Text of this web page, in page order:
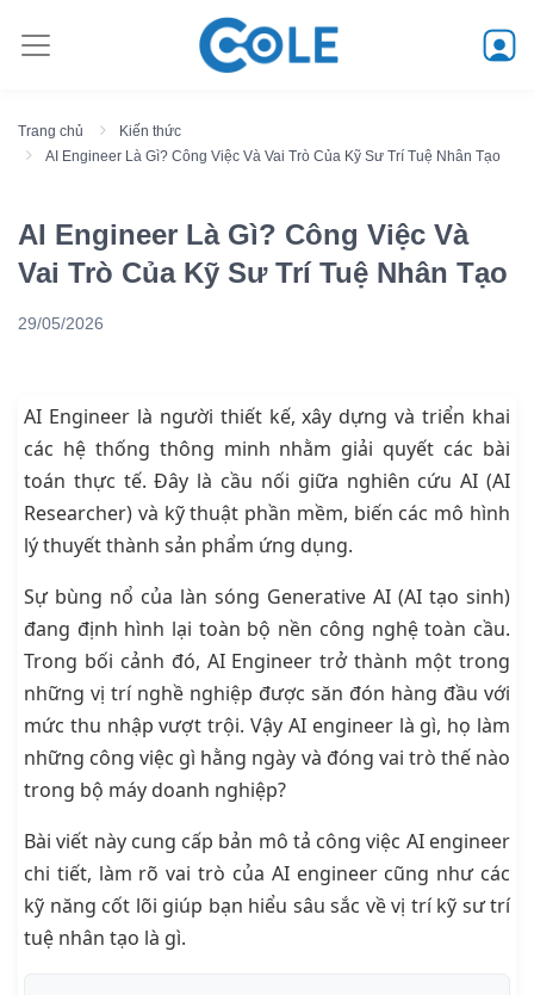
Trang chủ
Kiến thức
AI Engineer Là Gì? Công Việc Và Vai Trò Của Kỹ Sư Trí Tuệ Nhân Tạo
AI Engineer Là Gì? Công Việc Và
Vai Trò Của Kỹ Sư Trí Tuệ Nhân Tạo
29/05/2026
AI Engineer là người thiết kế, xây dựng và triển khai
các hệ thống thông minh nhằm giải quyết các bài
toán thực tế. Đây là cầu nối giữa nghiên cứu AI (AI
Researcher) và kỹ thuật phần mềm, biến các mô hình
lý thuyết thành sản phẩm ứng dụng.
Sự bùng nổ của làn sóng Generative AI (AI tạo sinh)
đang định hình lại toàn bộ nền công nghệ toàn cầu.
Trong bối cảnh đó, AI Engineer trở thành một trong
những vị trí nghề nghiệp được săn đón hàng đầu với
mức thu nhập vượt trội. Vậy AI engineer là gì, họ làm
những công việc gì hằng ngày và đóng vai trò thế nào
trong bộ máy doanh nghiệp?
Bài viết này cung cấp bản mô tả công việc AI engineer
chi tiết, làm rõ vai trò của AI engineer cũng như các
kỹ năng cốt lõi giúp bạn hiểu sâu sắc về vị trí kỹ sư trí
tuệ nhân tạo là gì.